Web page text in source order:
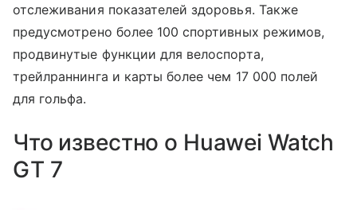
отслеживания показателей здоровья. Также
предусмотрено более 100 спортивных режимов,
продвинутые функции для велоспорта,
трейлраннинга и карты более чем 17 000 полей
для гольфа.
Что известно о Huawei Watch
GT 7